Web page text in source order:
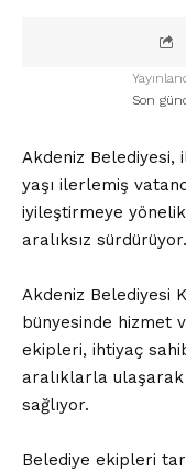
Son
Akdeniz Belediyesi,
yaşı ilerlemiş
iyileştirmeye
aralıksız sürdürüyor.
Akdeniz Belediyesi
bünyesinde hizmet
ekipleri, ihtiyaç
aralıklarla ulaşarak
sağlıyor.
Belediye ekipleri